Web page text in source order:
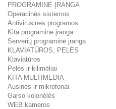
PROGRAMINĖ ĮRANGA
Operacinės sistemos
Antivirusinės programos
Kita programinė įranga
Serverių programinė įranga
KLAVIATŪROS, PELĖS
Klaviatūros
Pelės ir kilimėliai
KITA MULTIMEDIA
Ausinės ir mikrofonai
Garso kolonėlės
WEB kameros